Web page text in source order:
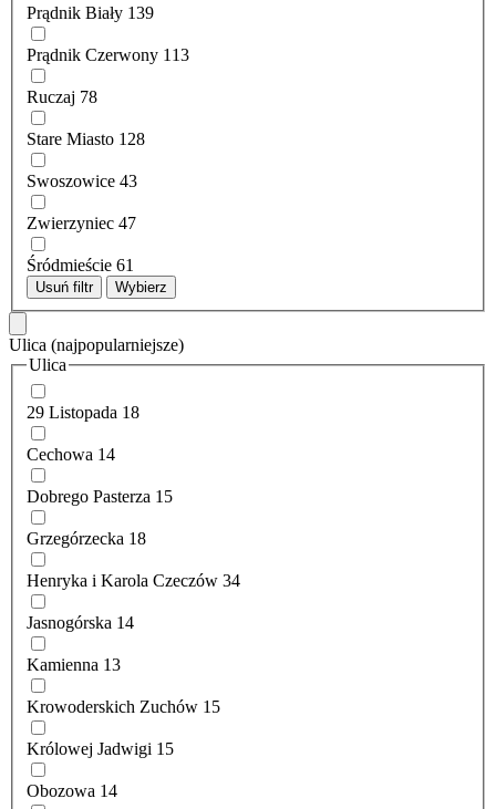
Prądnik Biały 139
Prądnik Czerwony 113
Ruczaj 78
Stare Miasto 128
Swoszowice 43
Zwierzyniec 47
Śródmieście 61
Usuń filtr Wybierz
Ulica (najpopularniejsze)
Ulica
29 Listopada 18
Cechowa 14
Dobrego Pasterza 15
Grzegórzecka 18
Henryka i Karola Czeczów 34
Jasnogórska 14
Kamienna 13
Krowoderskich Zuchów 15
Królowej Jadwigi 15
Obozowa 14